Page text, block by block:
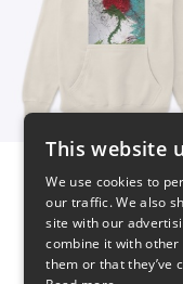
$37
This website
We use cookies to
our traffic. We also
site with our
combine it with other
them or that they’ve